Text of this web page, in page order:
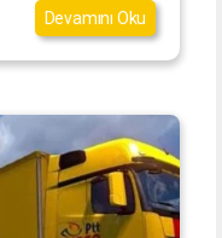
Devamını Oku